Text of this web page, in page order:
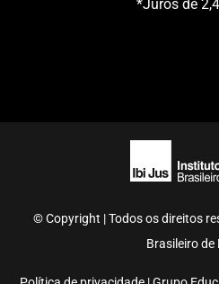
*Juros de
© Copyright | Todos os direitos
Brasileiro de